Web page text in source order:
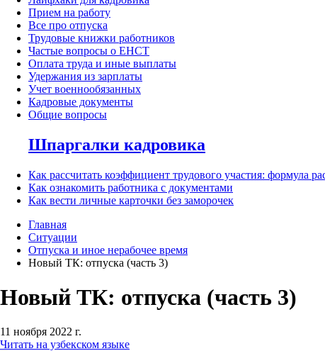
Прием на работу
Все про отпуска
Трудовые книжки работников
Частые вопросы о ЕНСТ
Оплата труда и иные выплаты
Удержания из зарплаты
Учет военнообязанных
Кадровые документы
Общие вопросы
Шпаргалки кадровика
Как рассчитать коэффициент трудового участия: формула
Как ознакомить работника с документами
Как вести личные карточки без заморочек
Главная
Ситуации
Отпуска и иное нерабочее время
Новый ТК: отпуска (часть 3)
Новый ТК: отпуска (часть 3)
11 ноября 2022 г.
Читать на узбекском языке